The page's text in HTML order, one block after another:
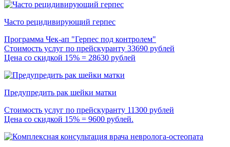
Часто рецидивирующий герпес
Программа Чек-ап "Герпес под контролем"
Стоимость услуг по прейскуранту 33690 рублей
Цена со скидкой 15% = 28630 рублей
Предупредить рак шейки матки
Стоимость услуг по прейскуранту 11300 рублей
Цена со скидкой 15% = 9600 рублей.